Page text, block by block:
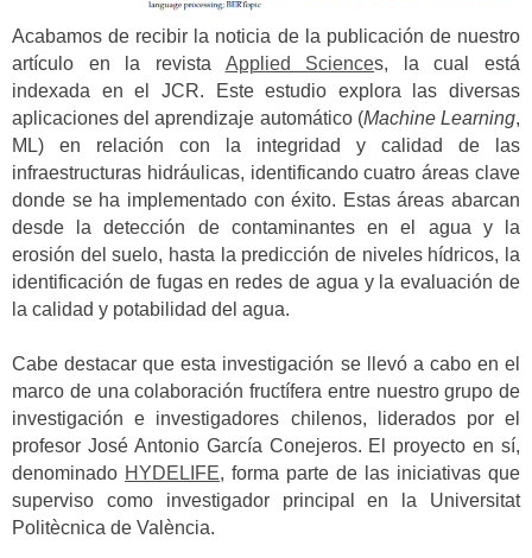
Acabamos de recibir la noticia de la publicación de nuestro
artículo en la revista Applied Sciences, la cual está
indexada en el JCR. Este estudio explora las diversas
aplicaciones del aprendizaje automático (Machine Learning,
ML) en relación con la integridad y calidad de las
infraestructuras hidráulicas, identificando cuatro áreas clave
donde se ha implementado con éxito. Estas áreas abarcan
desde la detección de contaminantes en el agua y la
erosión del suelo, hasta la predicción de niveles hídricos, la
identificación de fugas en redes de agua y la evaluación de
la calidad y potabilidad del agua.
Cabe destacar que esta investigación se llevó a cabo en el
marco de una colaboración fructífera entre nuestro grupo de
investigación e investigadores chilenos, liderados por el
profesor José Antonio García Conejeros. El proyecto en sí,
denominado HYDELIFE, forma parte de las iniciativas que
superviso como investigador principal en la Universitat
Politècnica de València.